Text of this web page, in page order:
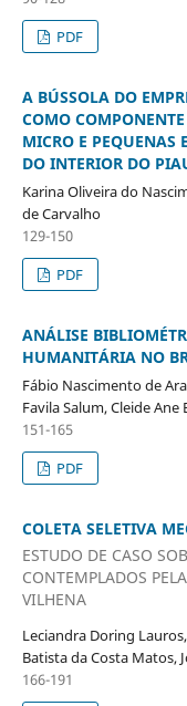
PDF
A BÚSSOLA DO
COMO
MICRO E PEQUENAS
DO INTERIOR DO
Karina Oliveira do
de Carvalho
129-150
PDF
ANÁLISE
HUMANITÁRIA NO
Fábio Nascimento de
Favila Salum, Cleide Ane
151-165
PDF
COLETA SELETIVA
ESTUDO DE CASO
CONTEMPLADOS
VILHENA
Leciandra Doring
Batista da Costa Matos,
166-191